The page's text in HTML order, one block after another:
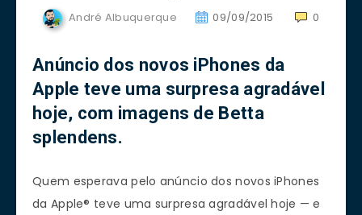
André Albuquerque 09/09/2015 0
Anúncio dos novos iPhones da
Apple teve uma surpresa agradável
hoje, com imagens de Betta
splendens.
Quem esperava pelo anúncio dos novos iPhones
da Apple® teve uma surpresa agradável hoje — e